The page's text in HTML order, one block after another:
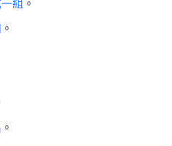
組 。
。
。